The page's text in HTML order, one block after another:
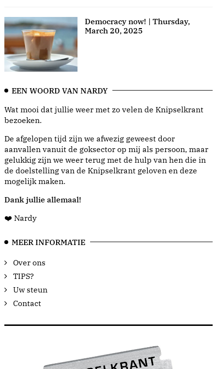
Democracy now! | Thursday,
March 20, 2025
EEN WOORD VAN NARDY
Wat mooi dat jullie weer met zo velen de Knipselkrant
bezoeken.
De afgelopen tijd zijn we afwezig geweest door
aanvallen vanuit de goksector op mij als persoon, maar
gelukkig zijn we weer terug met de hulp van hen die in
de doelstelling van de Knipselkrant geloven en deze
mogelijk maken.
Dank jullie allemaal!
❤️ Nardy
MEER INFORMATIE
Over ons
TIPS?
Uw steun
Contact